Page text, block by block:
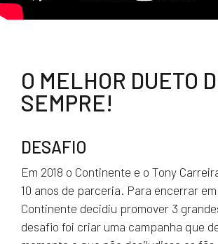
O MELHOR DUETO
SEMPRE!
DESAFIO
Em 2018 o Continente e o Tony
10 anos de parceria. Para encerrar
Continente decidiu promover 3
desafio foi criar uma campanha que